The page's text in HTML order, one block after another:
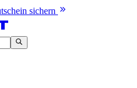
sichern